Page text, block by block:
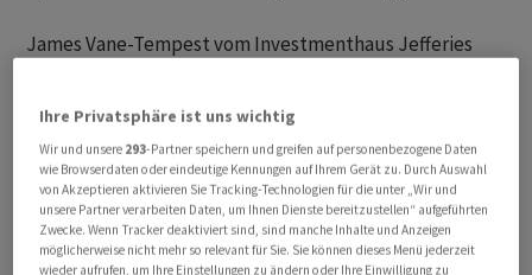
James Vane-Tempest vom Investmenthaus Jefferies
ersten Halbjahr abschwächendes Wachstum beim
Auftragseingang hätten die starke Entwicklung im
Bereich Bildgebung und das ordentliche Abschneiden in
der Diagnostik überschatte. Das Unternehmen habe für
Varian zudem die Profitabilitätsziele gesenkt. Doch
auch um diese zu erreichen, müssten die Margen im
Ihre Privatsphäre ist uns wichtig
Wir und unsere 293-Partner speichern und greifen auf personenbezogene Daten
wie Browserdaten oder eindeutige Kennungen auf Ihrem Gerät zu. Durch Auswahl
von Akzeptieren aktivieren Sie Tracking-Technologien für die unter „Wir und
unsere Partner verarbeiten Daten, um Ihnen Dienste bereitzustellen“ aufgeführten
Zwecke. Wenn Tracker deaktiviert sind, sind manche Inhalte und Anzeigen
möglicherweise nicht mehr so relevant für Sie. Sie können dieses Menü jederzeit
wieder aufrufen, um Ihre Einstellungen zu ändern oder Ihre Einwilligung zu